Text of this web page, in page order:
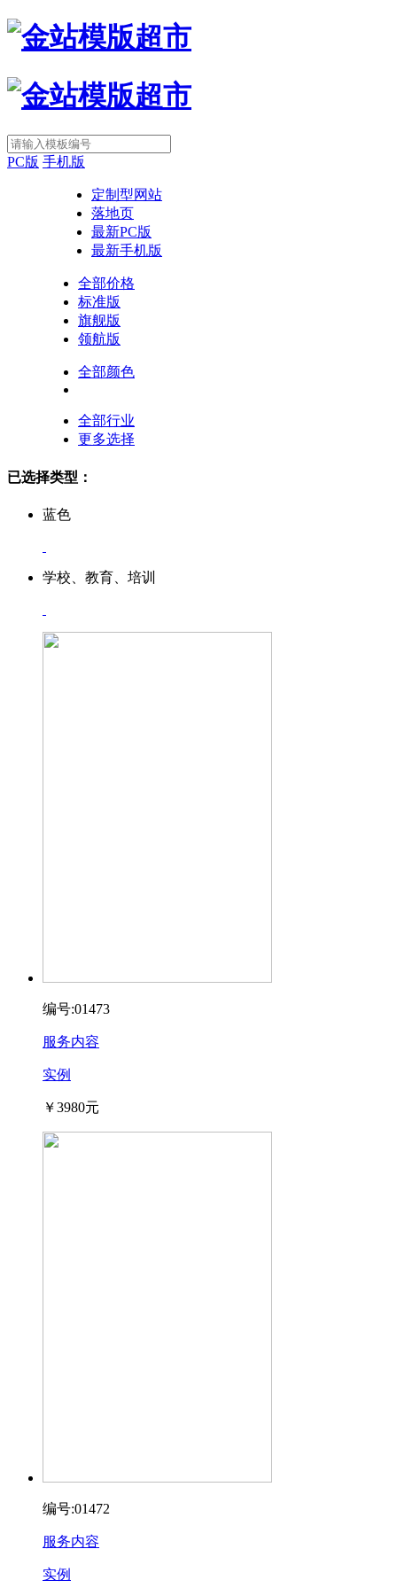
PC版 手机版
定制型网站
落地页
最新PC版
最新手机版
全部价格
标准版
旗舰版
领航版
全部颜色
全部行业
更多选择
已选择类型：
蓝色
学校、教育、培训
编号:01473
服务内容
实例
￥3980元
编号:01472
服务内容
实例